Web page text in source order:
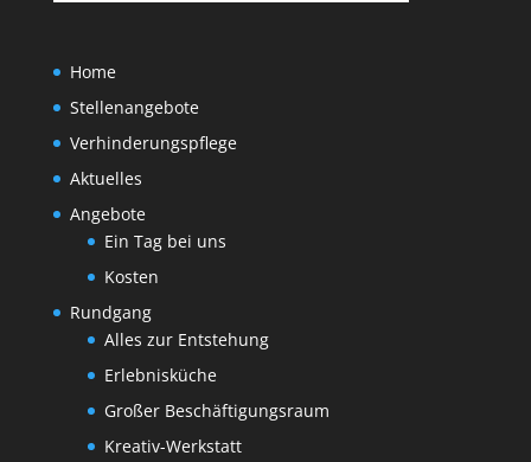
Home
Stellenangebote
Verhinderungspflege
Aktuelles
Angebote
Ein Tag bei uns
Kosten
Rundgang
Alles zur Entstehung
Erlebnisküche
Großer Beschäftigungsraum
Kreativ-Werkstatt